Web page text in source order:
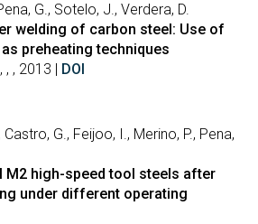
G., Sotelo, J., Verdera, D.
welding of carbon steel: Use of
preheating techniques
, , 2013 | DOI
G., Feijoo, I., Merino, P., Pena,
M2 high-speed tool steels after
under different operating